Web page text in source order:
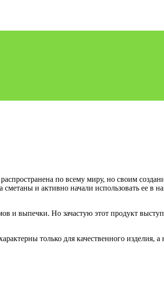
по всему миру, но своим
и активно начали использовать ее в
и выпечки. Но зачастую этот продукт
только для качественного